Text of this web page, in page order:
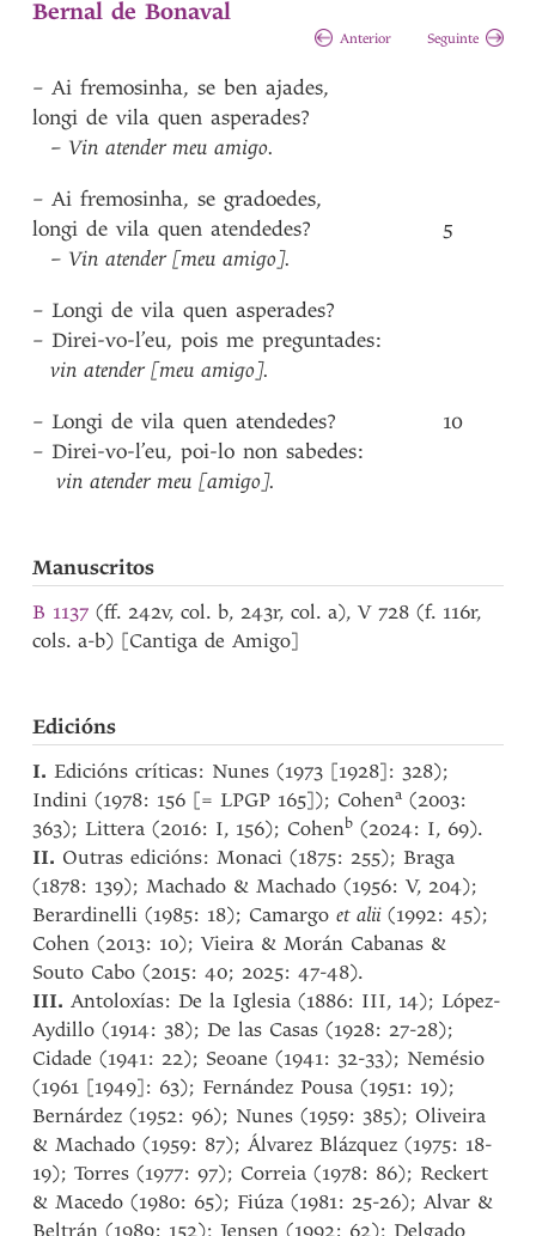
Anterior Seguinte
Bernal de Bonaval
– Ai fremosinha, se ben ajades,
longi de vila quen asperades?
– Vin atender meu amigo.
– Ai fremosinha, se gradoedes,
longi de vila quen atendedes?
– Vin atender [meu amigo].
– Longi de vila quen asperades?
– Direi-vo-l’eu, pois me preguntades:
vin atender [meu amigo].
– Longi de vila quen atendedes?
– Direi-vo-l’eu, poi-lo non sabedes:
vin atender meu [amigo].
5
10
Manuscritos
B 1137 (ff. 242v, col. b, 243r, col. a), V 728 (f. 116r,
cols. a-b) [Cantiga de Amigo]
Edicións
I.Edicións críticas: Nunes (1973 [1928]: 328);
Indini (1978: 156 [= LPGP 165]); Cohena (2003:
363); Littera (2016: I, 156); Cohenb (2024: I, 69).
II. Outras edicións: Monaci (1875: 255); Braga
(1878: 139); Machado & Machado (1956: V, 204);
Berardinelli (1985: 18); Camargoet alii(1992: 45);
Cohen (2013: 10); Vieira & Morán Cabanas &
Souto Cabo (2015: 40; 2025: 47-48).
III.Antoloxías: De la Iglesia (1886: III, 14); López-
Aydillo (1914: 38); De las Casas (1928: 27-28);
Cidade (1941: 22); Seoane (1941: 32-33); Nemésio
(1961 [1949]: 63); Fernández Pousa (1951: 19);
Bernárdez (1952: 96); Nunes (1959: 385); Oliveira
& Machado (1959: 87); Álvarez Blázquez (1975: 18-
19); Torres (1977: 97); Correia (1978: 86); Reckert
& Macedo (1980: 65); Fiúza (1981: 25-26); Alvar &
Beltrán (1989: 152); Jensen (1992: 62); Delgado